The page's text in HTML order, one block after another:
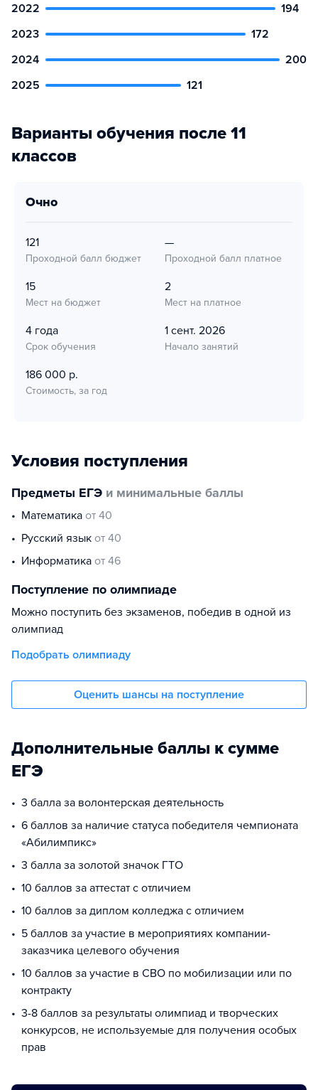
2022
194
2023
172
2024
200
2025
121
Варианты обучения после 11
классов
очно
121
Проходной балл бюджет
—
Проходной балл платное
15
Мест на бюджет
2
Мест на платное
4 года
Срок обучения
1 сент. 2026
Начало занятий
186 000 р.
Стоимость, за год
Условия поступления
Предметы ЕГЭ и минимальные баллы
математика от 40
русский язык от 40
информатика от 46
Поступление по олимпиаде
Можно поступить без экзаменов, победив в одной из
олимпиад
Подобрать олимпиаду
Оценить шансы на поступление
Дополнительные баллы к сумме
ЕГЭ
3 балла за волонтерская деятельность
6 баллов за наличие статуса победителя чемпионата
«Абилимпикс»
3 балла за золотой значок ГТО
10 баллов за аттестат с отличием
10 баллов за диплом колледжа с отличием
5 баллов за участие в мероприятиях компании-
заказчика целевого обучения
10 баллов за участие в СВО по мобилизации или по
контракту
3-8 баллов за результаты олимпиад и творческих
конкурсов, не используемые для получения особых
прав